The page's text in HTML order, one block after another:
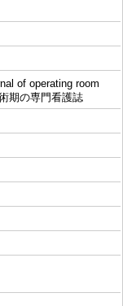
of operating room
期の専門看護誌